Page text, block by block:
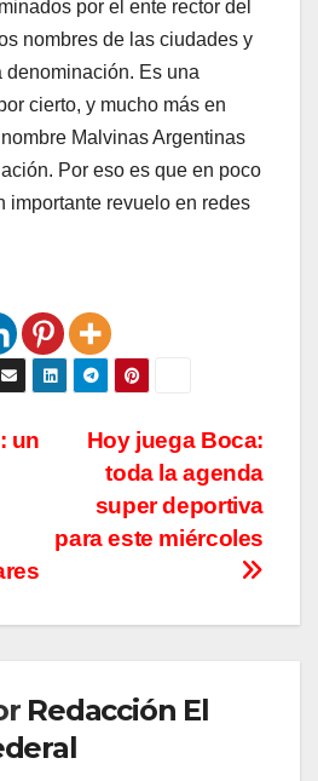
por el ente rector del
nombres de las ciudades y
denominación. Es una
cierto, y mucho más en
Malvinas Argentinas
Por eso es que en poco
importante revuelo en redes
Hoy juega Boca:
toda la agenda
super deportiva
para este miércoles
un
Redacción El